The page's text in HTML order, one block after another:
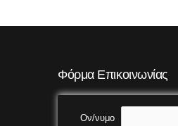
Φόρμα Επικοινωνίας
Ον/νυμο